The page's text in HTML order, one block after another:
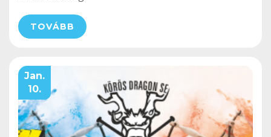
TOVÁBB
Jan.
10.